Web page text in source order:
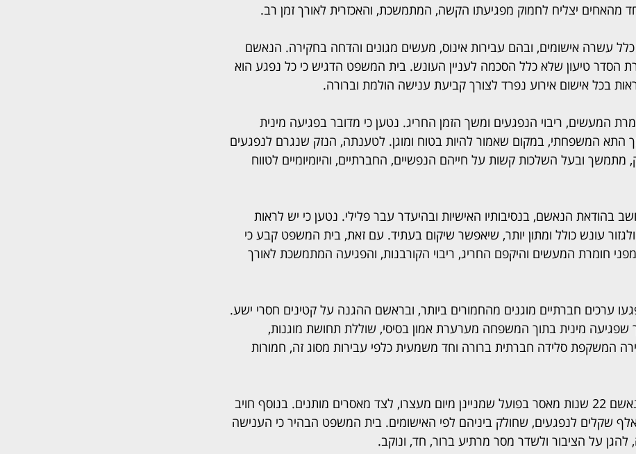
מהאחים יצליח לחמוק מפגיעתו הקשה, המתמשכת, והאכזרית לאורך זמן רב.
עשרה אישומים, ובהם עבירות אינוס, מעשים מגונים והדחה בחקירה. הנאשם
הסדר טיעון שלא כלל הסכמה לעניין העונש. בית המשפט הדגיש כי כל נפגע הוא
בכל אישום אירוע נפרד לצורך קביעת ענישה הולמת וברורה.
המעשים, ריבוי הנפגעים ומשך הזמן החריג. נטען כי מדובר בפגיעה מינית
התא המשפחתי, במקום שאמור להיות בטוח ומוגן. לטענתה, הנזק שנגרם לנפגעים
ובעל השלכות קשות על חייהם הנפשיים, החברתיים, והיומיומיים לטווח
בהודאת הנאשם, בנסיבותיו האישיות ובהיעדר עבר פלילי. נטען כי יש לראות
עונש כולל ומתון יותר, שיאפשר שיקום בעתיד. עם זאת, בית המשפט קבע כי
חומרת המעשים והיקפם החריג, ריבוי הקורבנות, והפגיעה המתמשכת לאורך
ערכים חברתיים מוגנים מהחמורים ביותר, ובראשם ההגנה על קטינים חסרי ישע.
שפגיעה מינית בתוך המשפחה מערערת אמון בסיסי, שוללת תחושת מוגנות,
המשקפת סלידה חברתית ברורה וחד משמעית כלפי עבירות מסוג זה, חמורות
סוף דבר, נגזרו על הנאשם 22 שנות מאסר בפועל שמניינן מיום מעצרו, לצד מאסרים מותנים. בנוסף חויב
כולל של 250 אלף שקלים לנפגעים, שחולק ביניהם לפי האישומים. בית המשפט הבהיר כי הענישה
להגן על הציבור ולשדר מסר מרתיע ברור, חד, ונוקב.